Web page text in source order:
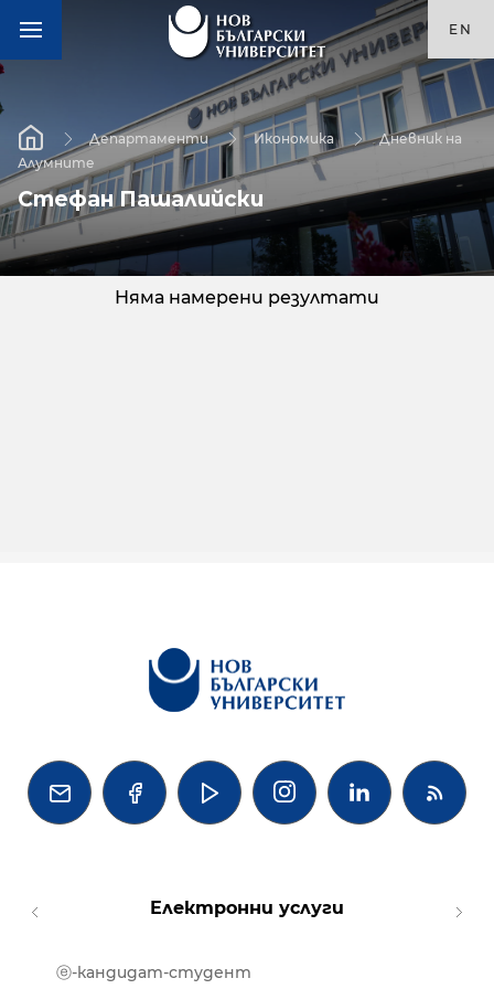
EN
Департаменти Икономика
Дневник на
Алумните
Стефан Пашалийски
Няма намерени резултати
   
Електронни услуги
ⓔ-кандидат-студент